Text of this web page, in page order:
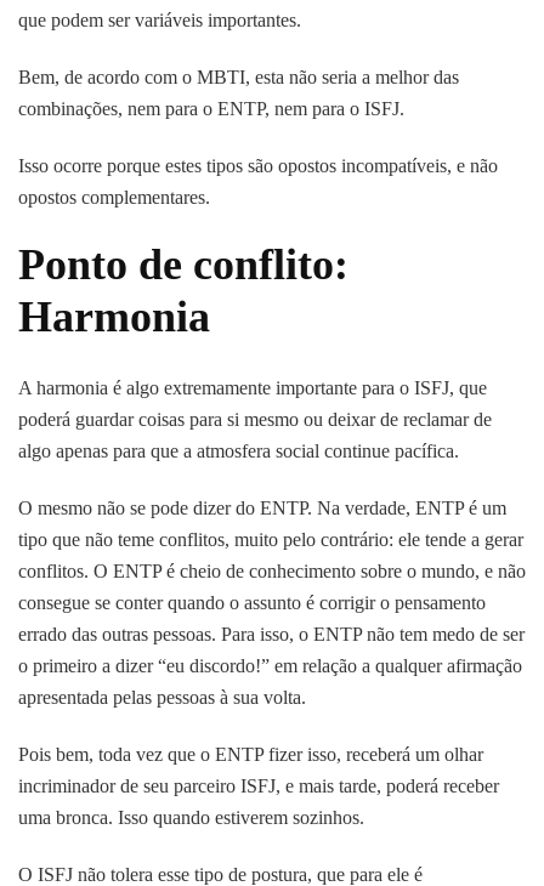
que podem ser variáveis importantes.
Bem, de acordo com o MBTI, esta não seria a melhor das
combinações, nem para o ENTP, nem para o ISFJ.
Isso ocorre porque estes tipos são opostos incompatíveis, e não
opostos complementares.
Ponto de conflito:
Harmonia
A harmonia é algo extremamente importante para o ISFJ, que
poderá guardar coisas para si mesmo ou deixar de reclamar de
algo apenas para que a atmosfera social continue pacífica.
O mesmo não se pode dizer do ENTP. Na verdade, ENTP é um
tipo que não teme conflitos, muito pelo contrário: ele tende a gerar
conflitos. O ENTP é cheio de conhecimento sobre o mundo, e não
consegue se conter quando o assunto é corrigir o pensamento
errado das outras pessoas. Para isso, o ENTP não tem medo de ser
o primeiro a dizer “eu discordo!” em relação a qualquer afirmação
apresentada pelas pessoas à sua volta.
Pois bem, toda vez que o ENTP fizer isso, receberá um olhar
incriminador de seu parceiro ISFJ, e mais tarde, poderá receber
uma bronca. Isso quando estiverem sozinhos.
O ISFJ não tolera esse tipo de postura, que para ele é